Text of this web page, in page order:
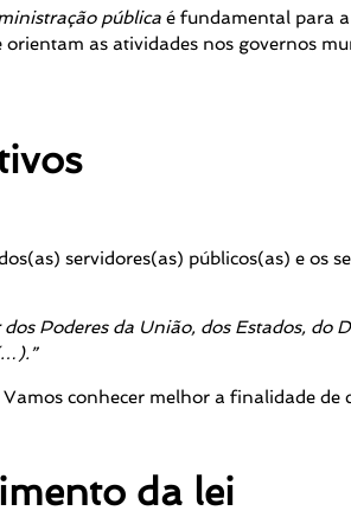
pública é fundamental para
as atividades nos governos
servidores(as) públicos(as) e os
Poderes da União, dos Estados, do
Vamos conhecer melhor a finalidade de
da lei